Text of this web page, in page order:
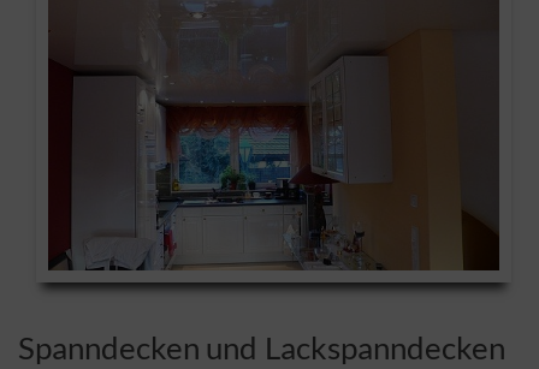
Spanndecken und Lackspanndecken